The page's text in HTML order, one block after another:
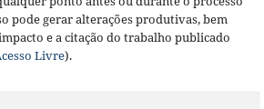
pode gerar alterações produtivas, bem
e a citação do trabalho publicado
Livre).